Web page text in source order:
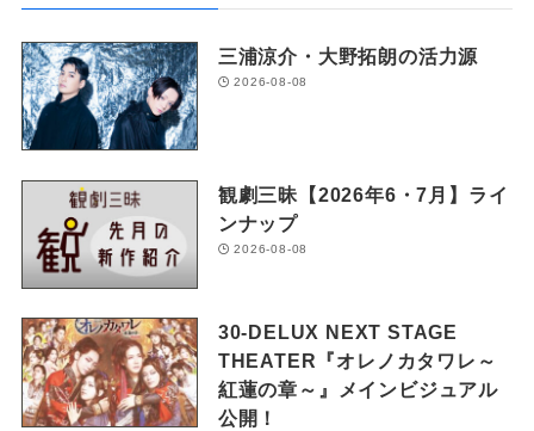
三浦涼介・大野拓朗の活力源
2026-08-08
観劇三昧【2026年6・7月】ライ
ンナップ
2026-08-08
30-DELUX NEXT STAGE
THEATER『オレノカタワレ～
紅蓮の章～』メインビジュアル
公開！